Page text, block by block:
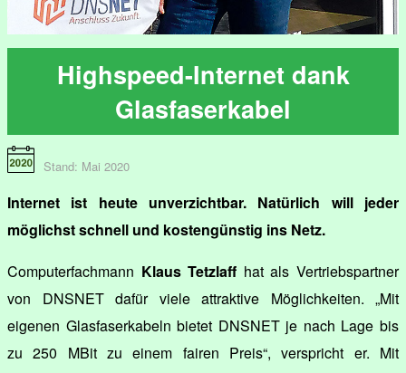
Highspeed-Internet dank
Glasfaserkabel
Stand: Mai 2020
Internet ist heute unverzichtbar. Natürlich will jeder
möglichst schnell und kostengünstig ins Netz.
Computerfachmann Klaus Tetzlaff hat als Vertriebspartner
von DNSNET dafür viele attraktive Möglichkeiten. „Mit
eigenen Glasfaserkabeln bietet DNSNET je nach Lage bis
zu 250 MBit zu einem fairen Preis“, verspricht er. Mit